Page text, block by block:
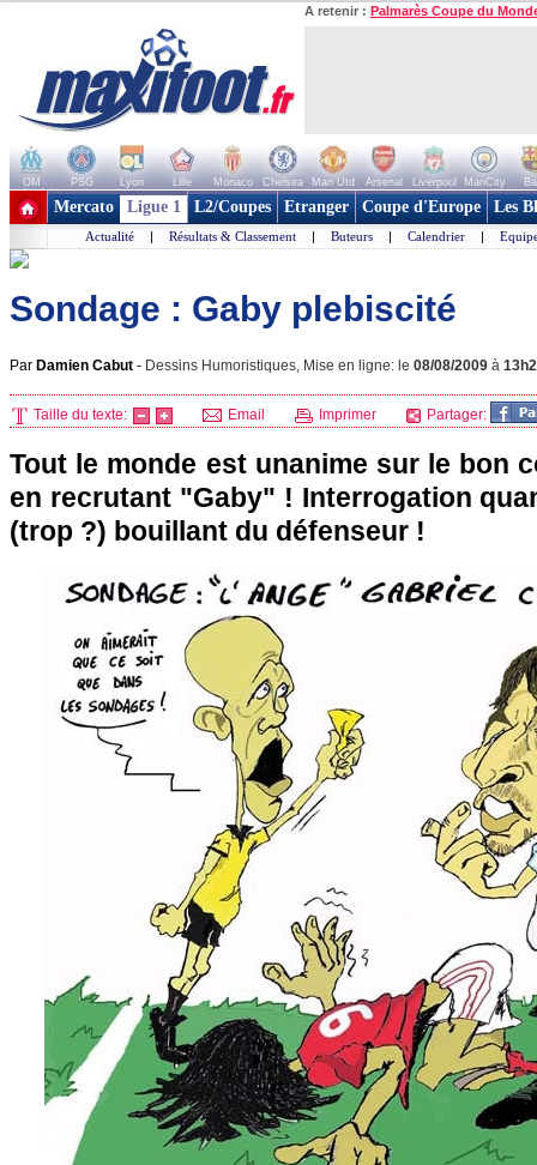
A retenir : Palmarès Coupe du
OM PSG Lyon Lille Monaco Chelsea Man Utd Arsenal Liverpool ManCity
+ de clubs
Mercato Ligue 1 L2/Coupes Etranger Coupe d'Europe Les
Actualité | Résultats & Classement | Buteurs | Calendrier |
Sondage : Gaby plebiscité
Par Damien Cabut - Dessins Humoristiques, Mise en ligne: le 08/08/2009 à
Taille du texte: Email Imprimer Partager:
Tout le monde est unanime sur le bon
en recrutant "Gaby" ! Interrogation
(trop ?) bouillant du défenseur !